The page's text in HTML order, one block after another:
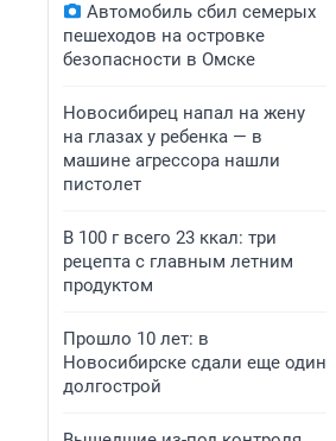
Автомобиль сбил семерых
пешеходов на островке
безопасности в Омске
Новосибирец напал на жену
на глазах у ребенка — в
машине агрессора нашли
пистолет
В 100 г всего 23 ккал: три
рецепта с главным летним
продуктом
Прошло 10 лет: в
Новосибирске сдали еще один
долгострой